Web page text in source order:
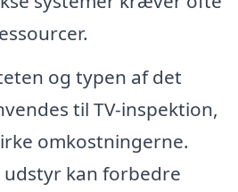
og typen af det
til TV-inspektion,
omkostningerne.
udstyr kan forbedre